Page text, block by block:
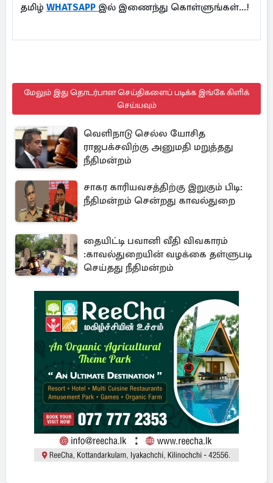
தமிழ் WHATSAPP இல் இணைந்து கொள்ளுங்கள்...!
மேலும் இது தொடர்பான செய்திகளைப் படிக்க இங்கே கிளிக்
செய்யவும்
வெளிநாடு செல்ல யோசித
ராஜபக்சவிற்கு அனுமதி மறுத்தது
நீதிமன்றம்
சாகர காரியவசத்திற்கு இறுகும் பிடி:
நீதிமன்றம் சென்றது காவல்துறை
தையிட்டி பவானி வீதி விவகாரம்
:காவல்துறையின் வழக்கை தள்ளுபடி
செய்தது நீதிமன்றம்